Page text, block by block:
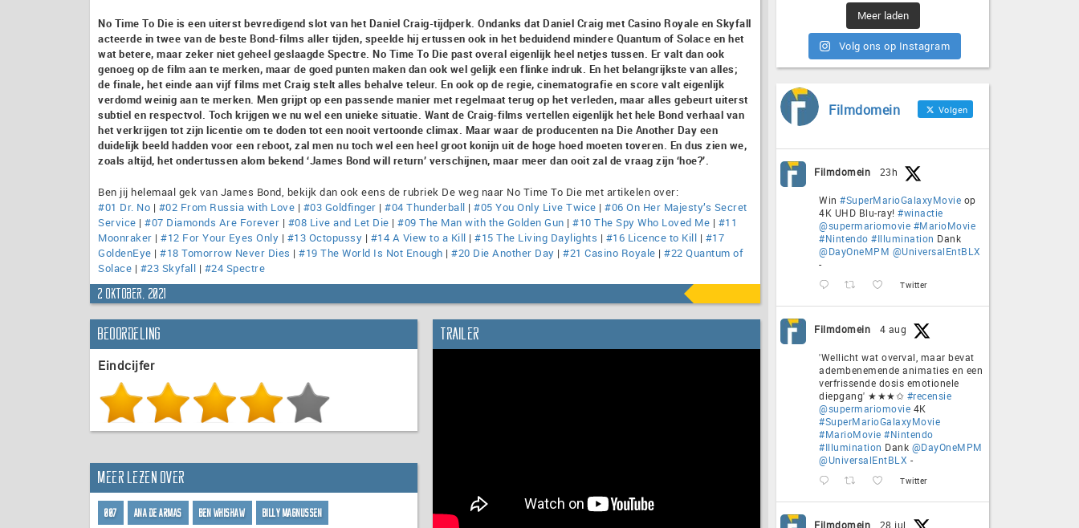
No Time To Die is een uiterst bevredigend slot van het Daniel Craig-tijdperk. Ondanks dat Daniel Craig met Casino Royale en Skyfall
acteerde in twee van de beste Bond-films aller tijden, speelde hij ertussen ook in het beduidend mindere Quantum of Solace en het
wat betere, maar zeker niet geheel geslaagde Spectre. No Time To Die past overal eigenlijk heel netjes tussen. Er valt dan ook
genoeg op de film aan te merken, maar de goed punten maken dan ook wel gelijk een flinke indruk. En het belangrijkste van alles;
de finale, het einde aan vijf films met Craig stelt alles behalve teleur. En ook op de regie, cinematografie en score valt eigenlijk
verdomd weinig aan te merken. Men grijpt op een passende manier met regelmaat terug op het verleden, maar alles gebeurt uiterst
subtiel en respectvol. Toch krijgen we nu wel een unieke situatie. Want de Craig-films vertellen eigenlijk het hele Bond verhaal van
het verkrijgen tot zijn licentie om te doden tot een nooit vertoonde climax. Maar waar de producenten na Die Another Day een
duidelijk beeld hadden voor een reboot, zal men nu toch wel een heel groot konijn uit de hoge hoed moeten toveren. En dus zien we,
zoals altijd, het ondertussen alom bekend ‘James Bond will return’ verschijnen, maar meer dan ooit zal de vraag zijn ‘hoe?’.
Ben jij helemaal gek van James Bond, bekijk dan ook eens de rubriek De weg naar No Time To Die met artikelen over:
#01 Dr. No | #02 From Russia with Love | #03 Goldfinger | #04 Thunderball | #05 You Only Live Twice | #06 On Her Majesty’s Secret
Service | #07 Diamonds Are Forever | #08 Live and Let Die | #09 The Man with the Golden Gun | #10 The Spy Who Loved Me | #11
Moonraker | #12 For Your Eyes Only | #13 Octopussy | #14 A View to a Kill | #15 The Living Daylights | #16 Licence to Kill | #17
GoldenEye | #18 Tomorrow Never Dies | #19 The World Is Not Enough | #20 Die Another Day | #21 Casino Royale | #22 Quantum of
Solace | #23 Skyfall | #24 Spectre
2 oktober, 2021
Beoordeling
Eindcijfer
Trailer
Meer lezen over
007 Ana de Armas Ben Whishaw Billy Magnussen
Meer laden
Volg ons op Instagram
Filmdomein Volgen
Filmdomein 23h
Win #SuperMarioGalaxyMovie op
4K UHD Blu-ray! #winactie
@supermariomovie #MarioMovie
#Nintendo #Illumination Dank
@DayOneMPM @UniversalEntBLX
-
Twitter
Filmdomein 4 aug
'Wellicht wat overval, maar bevat
adembenemende animaties en een
verfrissende dosis emotionele
diepgang' ★★★✩ #recensie
@supermariomovie 4K
#SuperMarioGalaxyMovie
#MarioMovie #Nintendo
#Illumination Dank @DayOneMPM
@UniversalEntBLX -
Twitter
Filmdomein 28 jul